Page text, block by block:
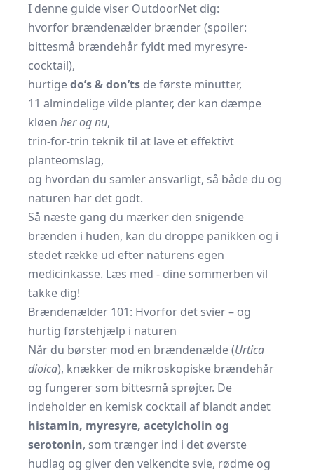
I denne guide viser OutdoorNet dig:
hvorfor brændenælder brænder (spoiler:
bittesmå brændehår fyldt med myresyre-
cocktail),
hurtigedo’s & don’ts de første minutter,
11 almindelige vilde planter, der kan dæmpe
kløen her og nu,
trin-for-trin teknik til at lave et effektivt
planteomslag,
og hvordan du samler ansvarligt, så både du og
naturen har det godt.
Så næste gang du mærker den snigende
brænden i huden, kan du droppe panikken og i
stedet række ud efter naturens egen
medicinkasse. Læs med - dine sommerben vil
takke dig!
Brændenælder 101: Hvorfor det svier – og
hurtig førstehjælp i naturen
Når du børster mod en brændenælde (Urtica
dioica), knækker de mikroskopiske brændehår
og fungerer som bittesmå sprøjter. De
indeholder en kemisk cocktail af blandt andet
histamin, myresyre, acetylcholin og
serotonin, som trænger ind i det øverste
hudlag og giver den velkendte svie, rødme og